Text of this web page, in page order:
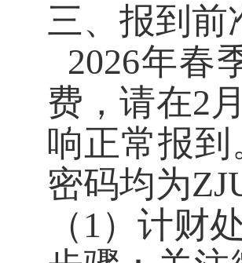
三、报到前
2026年春
费，请在2
响正常报
密码均为
（ 1）计财